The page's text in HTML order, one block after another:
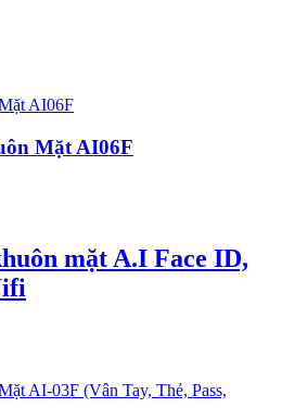
Mặt AI06F
mặt A.I Face ID,